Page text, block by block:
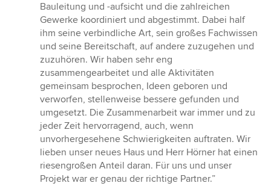
Bauleitung und -aufsicht und die zahlreichen
Gewerke koordiniert und abgestimmt. Dabei half
ihm seine verbindliche Art, sein großes Fachwissen
und seine Bereitschaft, auf andere zuzugehen und
zuzuhören. Wir haben sehr eng
zusammengearbeitet und alle Aktivitäten
gemeinsam besprochen, Ideen geboren und
verworfen, stellenweise bessere gefunden und
umgesetzt. Die Zusammenarbeit war immer und zu
jeder Zeit hervorragend, auch, wenn
unvorhergesehene Schwierigkeiten auftraten. Wir
lieben unser neues Haus und Herr Hörner hat einen
riesengroßen Anteil daran. Für uns und unser
Projekt war er genau der richtige Partner.”